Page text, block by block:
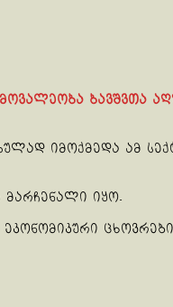
ბავშვთა
იმოქმედა ამ
იყო.